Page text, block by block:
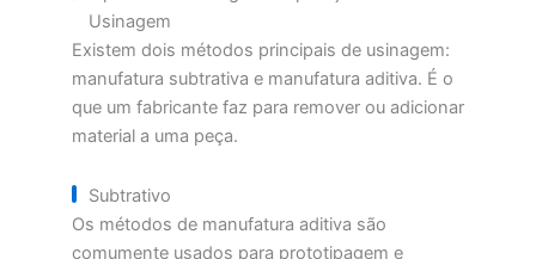
Usinagem
Existem dois métodos principais de usinagem:
manufatura subtrativa e manufatura aditiva. É o
que um fabricante faz para remover ou adicionar
material a uma peça.
Subtrativo
Os métodos de manufatura aditiva são
comumente usados para prototipagem e